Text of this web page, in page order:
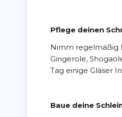
Pflege deinen
Nimm regelmäßig
Gingerole,
Tag einige Gläser
Baue deine